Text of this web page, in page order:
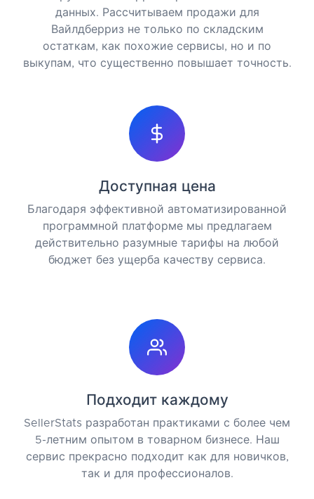
данных. Рассчитываем продажи для
Вайлдберриз не только по складским
остаткам, как похожие сервисы, но и по
выкупам, что существенно повышает точность.
Доступная цена
Благодаря эффективной автоматизированной
программной платформе мы предлагаем
действительно разумные тарифы на любой
бюджет без ущерба качеству сервиса.
Подходит каждому
SellerStats разработан практиками с более чем
5-летним опытом в товарном бизнесе. Наш
сервис прекрасно подходит как для новичков,
так и для профессионалов.